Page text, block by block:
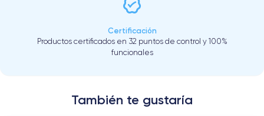
Certificación
Productos certificados en 32 puntos de control y 100%
funcionales
También te gustaría